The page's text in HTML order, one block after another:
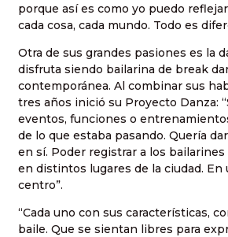
porque así es como yo puedo
cada cosa, cada mundo. Todo es
Otra de sus grandes pasiones es la
disfruta siendo bailarina de break
contemporánea. Al combinar sus
tres años inició su Proyecto Danza:
eventos, funciones o
de lo que estaba pasando. Quería
en sí. Poder registrar a los bailarines
en distintos lugares de la ciudad. En
centro”.
“Cada uno con sus características,
baile. Que se sientan libres para